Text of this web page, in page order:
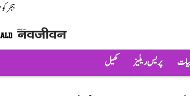
ہجر
پریس ریلیز کھیل